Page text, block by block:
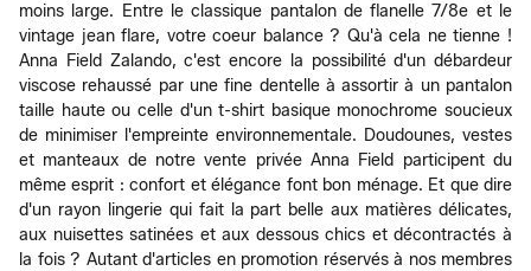
moins large. Entre le classique pantalon de flanelle 7/8e et le
vintage jean flare, votre coeur balance ? Qu'à cela ne tienne !
Anna Field Zalando, c'est encore la possibilité d'un débardeur
viscose rehaussé par une fine dentelle à assortir à un pantalon
taille haute ou celle d'un t-shirt basique monochrome soucieux
de minimiser l'empreinte environnementale. Doudounes, vestes
et manteaux de notre vente privée Anna Field participent du
même esprit : confort et élégance font bon ménage. Et que dire
d'un rayon lingerie qui fait la part belle aux matières délicates,
aux nuisettes satinées et aux dessous chics et décontractés à
la fois ? Autant d'articles en promotion réservés à nos membres